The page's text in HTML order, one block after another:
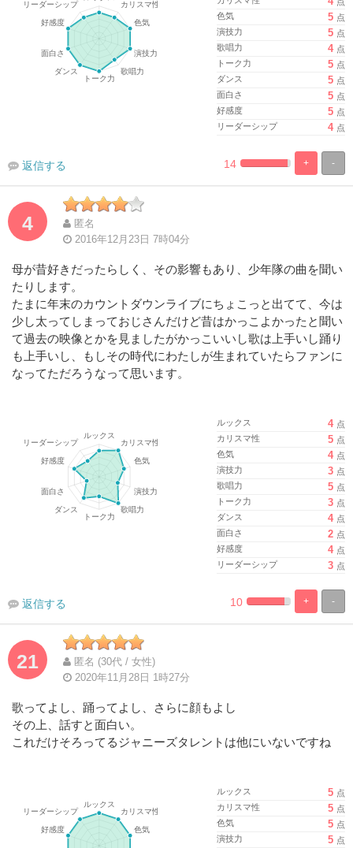
色気
5 点
演技力
5 点
歌唱力
4 点
トーク力
5 点
ダンス
5 点
面白さ
5 点
好感度
5 点
リーダーシップ
4 点
-
+
%
100%
14
返信する
4
匿名
2016年12月23日 7時04分
母が昔好きだったらしく、その影響もあり、少年隊の曲を聞い
たりします。
たまに年末のカウントダウンライブにちょこっと出てて、今は
少し太ってしまっておじさんだけど昔はかっこよかったと聞い
て過去の映像とかを見ましたがかっこいいし歌は上手いし踊り
も上手いし、もしその時代にわたしが生まれていたらファンに
なってただろうなって思います。
ルックス 4 点
カリスマ性
5 点
色気
4 点
演技力
3 点
歌唱力
5 点
トーク力
3 点
ダンス
4 点
面白さ
2 点
好感度
4 点
リーダーシップ
3 点
-
+
%
100%
10
返信する
21
匿名 (30代 / 女性)
2020年11月28日 1時27分
歌ってよし、踊ってよし、さらに顔もよし
その上、話すと面白い。
これだけそろってるジャニーズタレントは他にいないですね
ルックス 5 点
カリスマ性
5 点
色気
5 点
演技力
5 点